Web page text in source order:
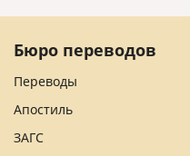
Бюро переводов
Переводы
Апостиль
ЗАГС